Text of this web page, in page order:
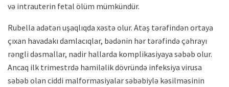
və intrauterin fetal ölüm mümkündür.
Rubella adətən uşaqlıqda xəstə olur. Atəş tərəfindən ortaya
çıxan havadakı damlacıqlar, bədənin hər tərəfində çəhrayı
rəngli dəsmallar, nadir hallarda komplikasiyaya səbəb olur.
Ancaq ilk trimestrdə hamiləlik dövründə infeksiya virusa
səbəb olan ciddi malformasiyalar səbəbiylə kəsilməsinin